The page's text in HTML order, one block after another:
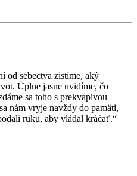
od sebectva zistíme, aký
Úplne jasne uvidíme, čo
sa toho s prekvapivou
nám vryje navždy do pamäti,
ruku, aby vládal kráčať.